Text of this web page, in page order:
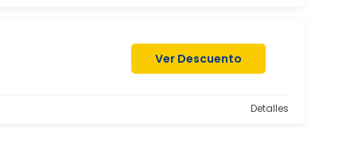
Ver Descuento
Detalles